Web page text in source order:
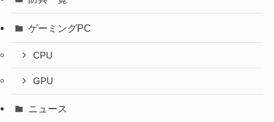
ゲーミングPC
CPU
GPU
ニュース